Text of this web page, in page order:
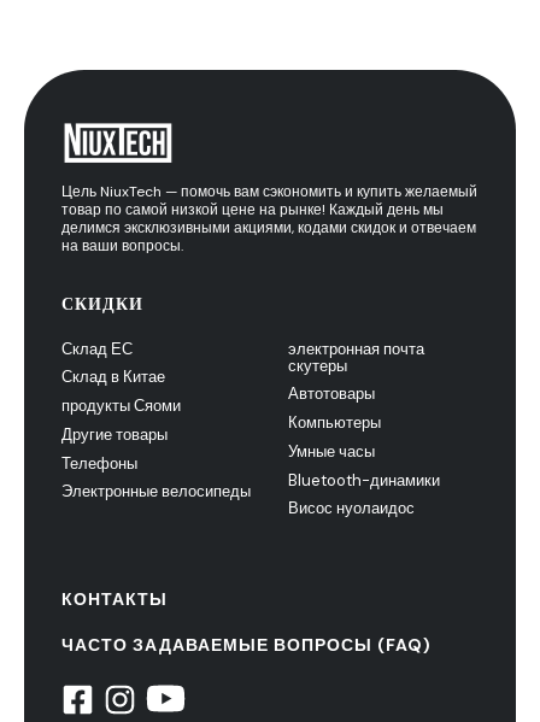
Цель NiuxTech — помочь вам сэкономить и купить желаемый
товар по самой низкой цене на рынке! Каждый день мы
делимся эксклюзивными акциями, кодами скидок и отвечаем
на ваши вопросы.
СКИДКИ
Склад ЕС
Склад в Китае
продукты Сяоми
Другие товары
Телефоны
Электронные велосипеды
электронная почта
скутеры
Автотовары
Компьютеры
Умные часы
Bluetooth-динамики
Висос нуолаидос
КОНТАКТЫ
ЧАСТО ЗАДАВАЕМЫЕ ВОПРОСЫ (FAQ)